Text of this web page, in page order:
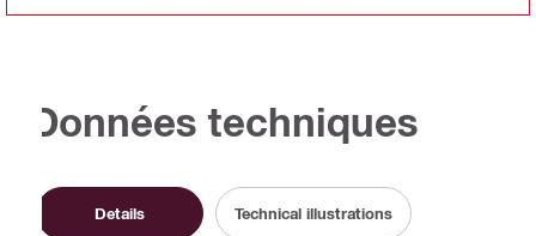
Données techniques
Details Technical illustrations